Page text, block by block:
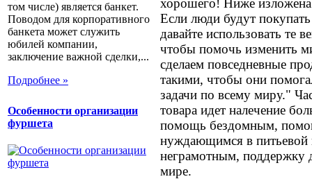
том числе) является банкет.
Поводом для корпоративного
банкета может служить
юбилей компании,
заключение важной сделки,...
Подробнее »
Особенности организации
фуршета
хорошего! Ниже
Если люди будут
давайте использовать те
чтобы помочь изменить
сделаем повседневные
такими, чтобы они
задачи по всему миру."
товара идет налечение
помощь бездомным,
нуждающимся в
неграмотным, поддержку
мире.